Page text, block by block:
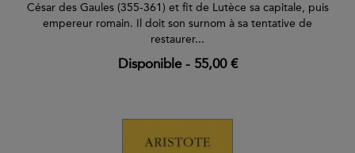
imprimés sur un papier de qualité, brochés avec soin, ces livres
sont pensés pour allier esthétique et solidité.
César des Gaules (355-361) et fit de Lutèce sa capitale, puis
empereur romain. Il doit son surnom à sa tentative de
restaurer...
Disponible- 55,00 €